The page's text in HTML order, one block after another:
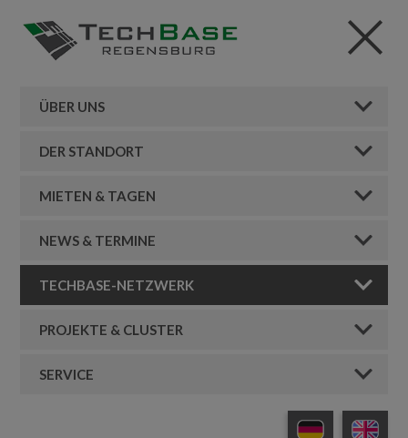
ÜBER UNS
DER STANDORT
MIETEN & TAGEN
NEWS & TERMINE
TECHBASE-NETZWERK
PROJEKTE & CLUSTER
SERVICE